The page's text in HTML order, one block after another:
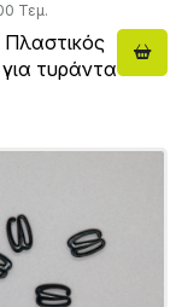
Τεμ.
τυράντα